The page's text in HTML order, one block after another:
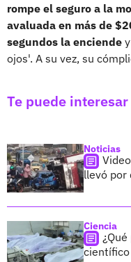
rompe el seguro a la
avaluada en más de
segundos la enciende
ojos'. A su vez, su
Te puede interesar
Noticias
llevó por
Ciencia